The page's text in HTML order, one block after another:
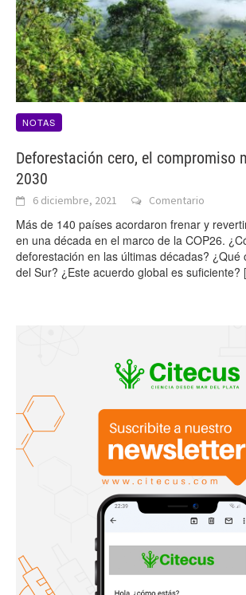
NOTAS
Deforestación cero, el compromiso
2030
6 diciembre, 2021 Comentario
Más de 140 países acordaron frenar y
en una década en el marco de la COP26.
deforestación en las últimas décadas? ¿Qué
del Sur? ¿Este acuerdo global es suficiente?